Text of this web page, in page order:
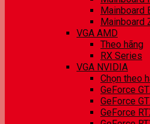
Mainboard
Mainboard
VGA AMD
Theo hãng
RX Series
VGA NVIDIA
Chọn theo
GeForce
GeForce
GeForce